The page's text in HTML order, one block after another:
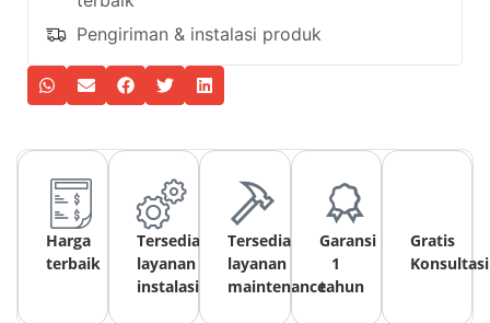
Pengiriman & instalasi produk
Harga
terbaik
Tersedia
layanan
instalasi
Tersedia
layanan
maintenance
Garansi
1
tahun
Gratis
Konsultasi